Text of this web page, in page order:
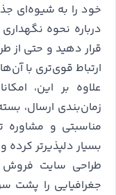
خود را به شیوه‌ای
درباره نحوه
قرار دهید و حتی از
ارتباط قوی‌تری با
علاوه بر این،
زمان‌بندی ارسال،
مناسبتی و مشاوره
بسیار دلپذیرتر
طراحی سایت فروش
جغرافیایی را پشت